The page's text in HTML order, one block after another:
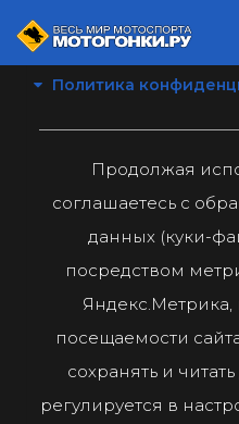
Политика
Продолжая
соглашаетесь с
данных (куки-
посредством
Яндекс.Метрика,
посещаемости
сохранять и
регулируется в